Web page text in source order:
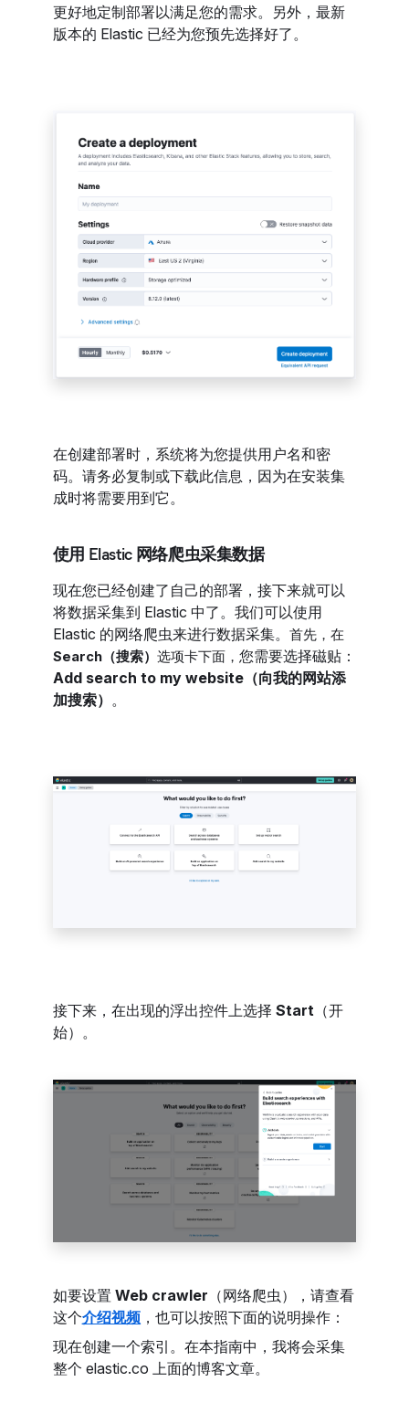
更好地定制部署以满足您的需求。另外，最新
版本的 Elastic 已经为您预先选择好了。
在创建部署时，系统将为您提供用户名和密
码。请务必复制或下载此信息，因为在安装集
成时将需要用到它。
使用 Elastic 网络爬虫采集数据
现在您已经创建了自己的部署，接下来就可以
将数据采集到 Elastic 中了。我们可以使用
Elastic 的网络爬虫来进行数据采集。 首先，在
Search（搜索） 选项卡下面， 您需要选择磁贴：
Add search to my website（向我的网站添
加搜索） 。
接下来，在出现的浮出控件上选择 Start （开
始）。
如要设置 Web crawler （网络爬虫），请查看
这个介绍视频，也可以按照下面的说明操作：
现在创建一个索引。在本指南中，我将会采集
整个 elastic.co 上面的博客文章。